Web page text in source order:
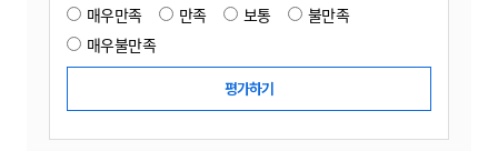
매우만족 만족 보통
불만족
매우불만족